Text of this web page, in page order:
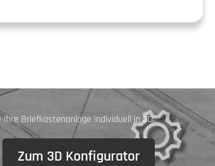
Briefkastenanlage individuell in 3D.
Zum 3D Konfigurator